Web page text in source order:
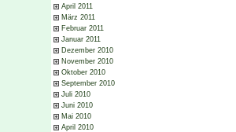
April 2011
März 2011
Februar 2011
Januar 2011
Dezember 2010
November 2010
Oktober 2010
September 2010
Juli 2010
Juni 2010
Mai 2010
April 2010